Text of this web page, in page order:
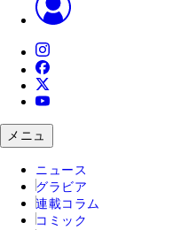
メニュ
ニュース
グラビア
連載コラム
コミック